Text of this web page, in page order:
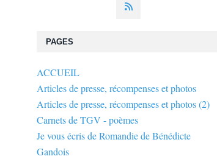
PAGES
ACCUEIL
Articles de presse, récompenses et photos
Articles de presse, récompenses et photos (2)
Carnets de TGV - poèmes
Je vous écris de Romandie de Bénédicte
Gandois